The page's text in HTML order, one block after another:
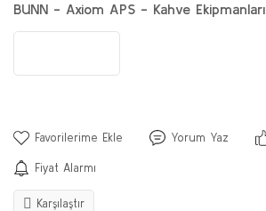
BUNN - Axiom APS - Kahve Ekipmanları
Yorum Yaz
Fiyat Alarmı
Karşılaştır